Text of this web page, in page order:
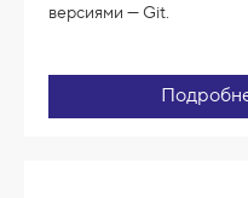
версиями — Git.